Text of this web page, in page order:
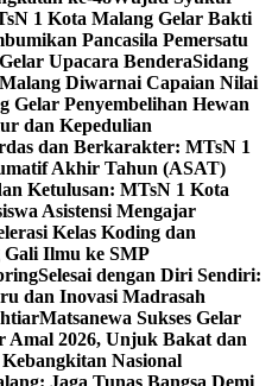
1 Kota Malang Gelar Bakti
Pancasila Pemersatu
Upacara BenderaSidang
Diwarnai Capaian Nilai
Gelar Penyembelihan Hewan
dan Kepedulian
dan Berkarakter: MTsN 1
Akhir Tahun (ASAT)
Ketulusan: MTsN 1 Kota
Asistensi Mengajar
Kelas Koding dan
Ilmu ke SMP
Selesai dengan Diri Sendiri:
dan Inovasi Madrasah
Matsanewa Sukses Gelar
2026, Unjuk Bakat dan
Kebangkitan Nasional
Jaga Tunas Bangsa Demi